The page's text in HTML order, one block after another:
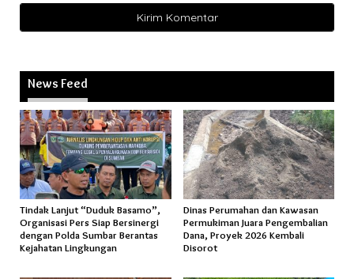
News Feed
Tindak Lanjut “Duduk Basamo”,
Organisasi Pers Siap Bersinergi
dengan Polda Sumbar Berantas
Kejahatan Lingkungan
Dinas Perumahan dan Kawasan
Permukiman Juara Pengembalian
Dana, Proyek 2026 Kembali
Disorot